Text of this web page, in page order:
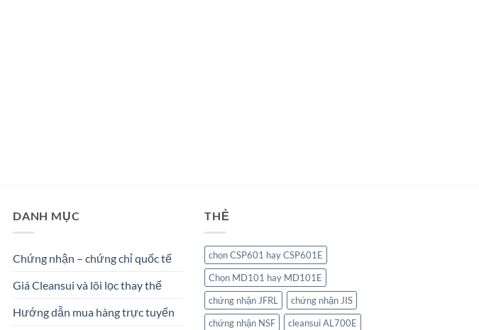
DANH MỤC
Chứng nhận – chứng chỉ quốc tế
Giá Cleansui và lõi lọc thay thế
Hướng dẫn mua hàng trực tuyến
THẺ
chọn CSP601 hay CSP601E
Chọn MD101 hay MD101E
chứng nhận JFRL
chứng nhận JIS
chứng nhận NSF
cleansui AL700E